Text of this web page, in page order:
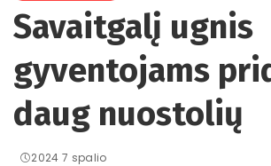
Savaitgalį ugnis
gyventojams
daug nuostolių
2024 7 spalio